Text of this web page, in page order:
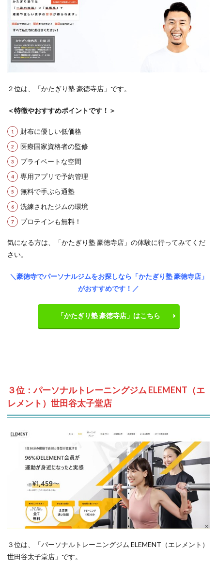
２位は、「かたぎり塾 豪徳寺店」です。
＜特徴やおすすめポイントです！＞
財布に優しい低価格
医療国家資格者の監修
プライベートな空間
専用アプリで予約管理
無料で手ぶら通塾
洗練されたジムの環境
プロテインも無料！
気になる方は、「かたぎり塾 豪徳寺店」の体験に行ってみてくだ
さい。
＼豪徳寺でパーソナルジムをお探しなら「かたぎり塾 豪徳寺店」
がおすすめです！／
「かたぎり塾 豪徳寺店」はこちら
３位：パーソナルトレーニングジム ELEMENT（エ
レメント）世田谷太子堂店
３位は、「パーソナルトレーニングジム ELEMENT（エレメント）
世田谷太子堂店」です。